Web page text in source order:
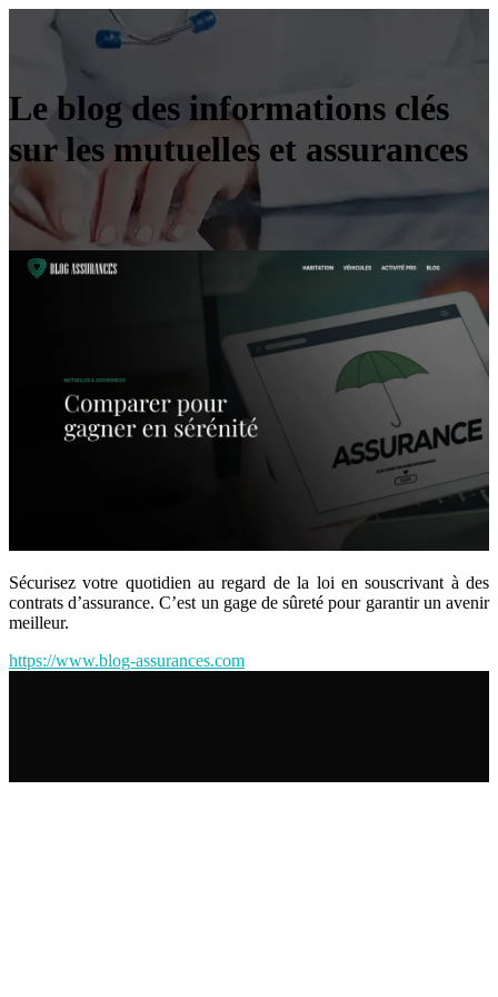
Le blog des informations clés
sur les mutuelles et assurances
Sécurisez votre quotidien au regard de la loi en souscrivant à des
contrats d’assurance. C’est un gage de sûreté pour garantir un avenir
meilleur.
https://www.blog-assurances.com